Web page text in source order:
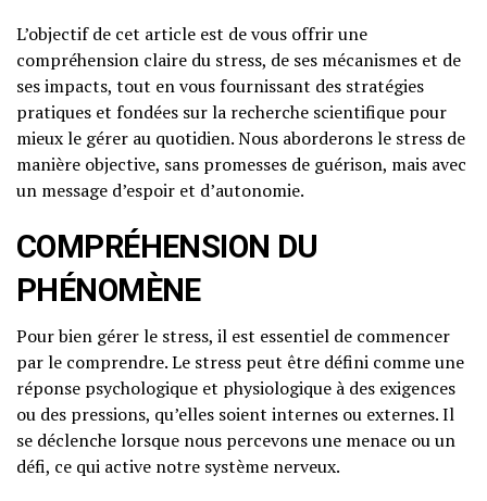
L’objectif de cet article est de vous offrir une
compréhension claire du stress, de ses mécanismes et de
ses impacts, tout en vous fournissant des stratégies
pratiques et fondées sur la recherche scientifique pour
mieux le gérer au quotidien. Nous aborderons le stress de
manière objective, sans promesses de guérison, mais avec
un message d’espoir et d’autonomie.
COMPRÉHENSION DU
PHÉNOMÈNE
Pour bien gérer le stress, il est essentiel de commencer
par le comprendre. Le stress peut être défini comme une
réponse psychologique et physiologique à des exigences
ou des pressions, qu’elles soient internes ou externes. Il
se déclenche lorsque nous percevons une menace ou un
défi, ce qui active notre système nerveux.